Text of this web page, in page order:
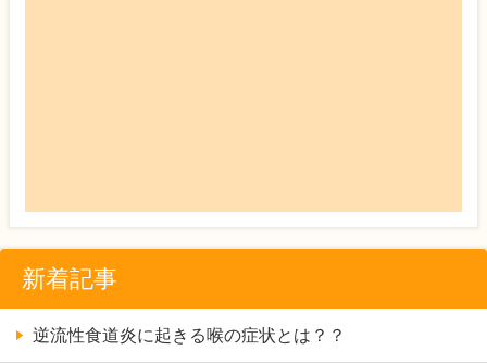
法知っていますか？？
控えるべき食べ物は？？
食事が辛い！そんな逆流性食道炎の原因・治
おならが頻繁に出る過敏性腸症候群のガス型
新着記事
逆流性食道炎に起きる喉の症状とは？？